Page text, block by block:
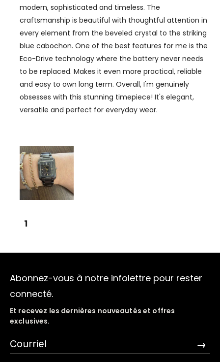
modern, sophisticated and timeless. The
craftsmanship is beautiful with thoughtful attention in
every element from the beveled crystal to the striking
blue cabochon. One of the best features for me is the
Eco-Drive technology where the battery never needs
to be replaced. Makes it even more practical, reliable
and easy to own long term. Overall, I'm genuinely
obsesses with this stunning timepiece! It's elegant,
versatile and perfect for everyday wear.
1
Abonnez-vous à notre infolettre pour rester
connecté.
Et recevez les dernières nouveautés et offres
exclusives.
→